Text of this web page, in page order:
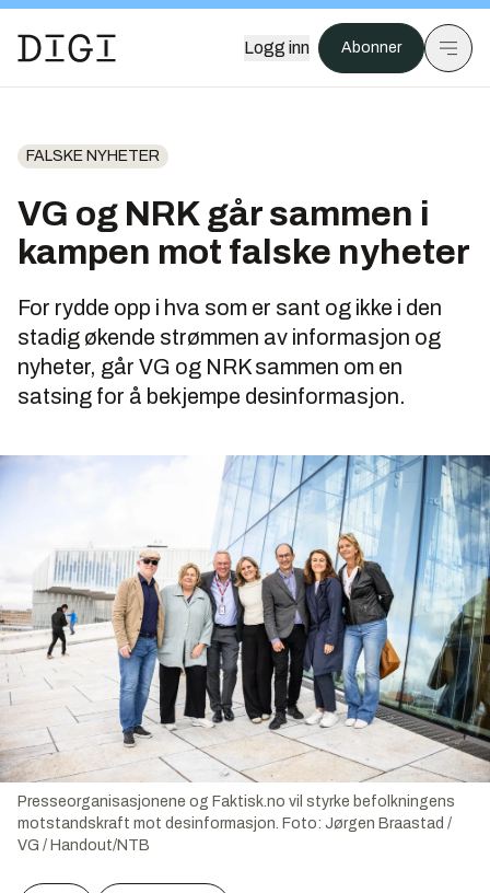
Logg inn Abonner
FALSKE NYHETER
VG og NRK går sammen i
kampen mot falske nyheter
For rydde opp i hva som er sant og ikke i den
stadig økende strømmen av informasjon og
nyheter, går VG og NRK sammen om en
satsing for å bekjempe desinformasjon.
Presseorganisasjonene og Faktisk.no vil styrke befolkningens
motstandskraft mot desinformasjon. Foto: Jørgen Braastad /
VG / Handout/NTB